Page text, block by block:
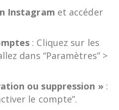
Instagram et accéder
: Cliquez sur les
dans “Paramètres” >
ou suppression »:
le compte”.